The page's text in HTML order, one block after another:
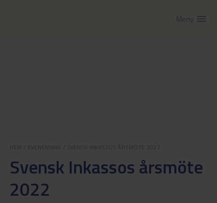
Meny menu
SVENSK INKASSOS ÅRSMÖTE 2022
Svensk Inkassos årsmöte
2022